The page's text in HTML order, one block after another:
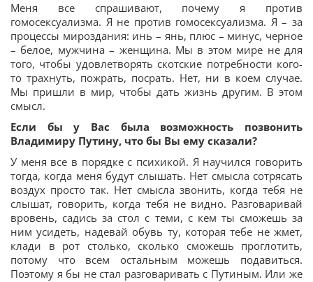
Меня все спрашивают, почему я против
гомосексуализма. Я не против гомосексуализма. Я – за
процессы мироздания: инь – янь, плюс – минус, черное
– белое, мужчина – женщина. Мы в этом мире не для
того, чтобы удовлетворять скотские потребности кого-
то трахнуть, пожрать, посрать. Нет, ни в коем случае.
Мы пришли в мир, чтобы дать жизнь другим. В этом
смысл.
Если бы у Вас была возможность позвонить
Владимиру Путину, что бы Вы ему сказали?
У меня все в порядке с психикой. Я научился говорить
тогда, когда меня будут слышать. Нет смысла сотрясать
воздух просто так. Нет смысла звонить, когда тебя не
слышат, говорить, когда тебя не видно. Разговаривай
вровень, садись за стол с теми, с кем ты сможешь за
ним усидеть, надевай обувь ту, которая тебе не жмет,
клади в рот столько, сколько сможешь проглотить,
потому что всем остальным можешь подавиться.
Поэтому я бы не стал разговаривать с Путиным. Или же